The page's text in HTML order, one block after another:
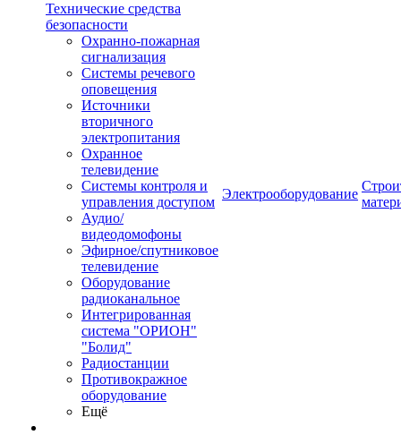
Технические средства
безопасности
Охранно-пожарная
сигнализация
Системы речевого
оповещения
Источники
вторичного
электропитания
Охранное
телевидение
Системы контроля и
управления доступом
Аудио/
видеодомофоны
Эфирное/спутниковое
телевидение
Оборудование
радиоканальное
Интегрированная
система "ОРИОН"
"Болид"
Радиостанции
Противокражное
оборудование
Ещё
Электрооборудование